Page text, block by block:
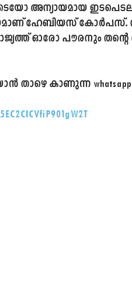
അന്യായമായ
ഹേബിയസ് കോർപസ്.
ഓരോ പൗരനും
താഴെ കാണുന്ന